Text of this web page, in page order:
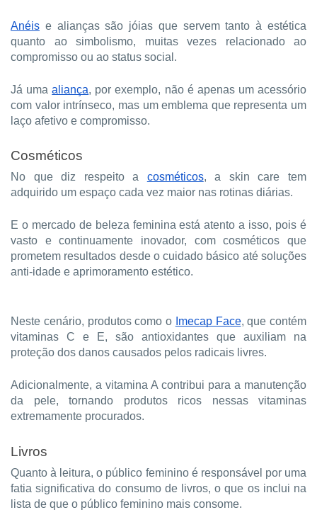
Anéis e alianças são jóias que servem tanto à estética
quanto ao simbolismo, muitas vezes relacionado ao
compromisso ou ao status social.
Já umaaliança, por exemplo, não é apenas um acessório
com valor intrínseco, mas um emblema que representa um
laço afetivo e compromisso.
Cosméticos
No que diz respeito a cosméticos, a skin care tem
adquirido um espaço cada vez maior nas rotinas diárias.
E o mercado de beleza feminina está atento a isso, pois é
vasto e continuamente inovador, com cosméticos que
prometem resultados desde o cuidado básico até soluções
anti-idade e aprimoramento estético.
Neste cenário, produtos como o Imecap Face, que contém
vitaminas C e E, são antioxidantes que auxiliam na
proteção dos danos causados pelos radicais livres.
Adicionalmente, a vitamina A contribui para a manutenção
da pele, tornando produtos ricos nessas vitaminas
extremamente procurados.
Livros
Quanto à leitura, o público feminino é responsável por uma
fatia significativa do consumo de livros, o que os inclui na
lista de que o público feminino mais consome.